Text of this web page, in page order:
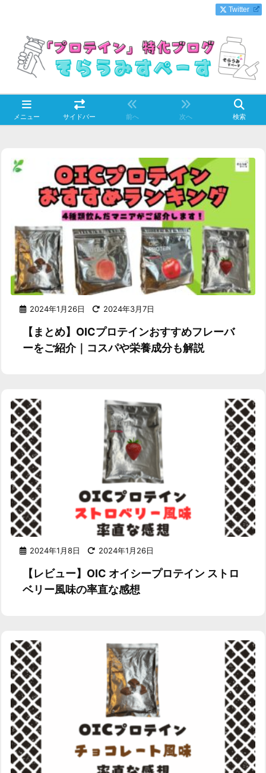
メニュー サイドバー 前へ 次へ 検索
Twitter
2024年1月26日 2024年3月7日
【まとめ】OICプロテインおすすめフレーバ
ーをご紹介｜コスパや栄養成分も解説
2024年1月8日 2024年1月26日
【レビュー】OIC オイシープロテイン ストロ
ベリー風味の率直な感想